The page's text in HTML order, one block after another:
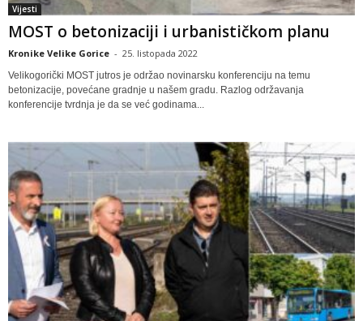
Vijesti
MOST o betonizaciji i urbanističkom planu
Kronike Velike Gorice - 25. listopada 2022
Velikogorički MOST jutros je održao novinarsku konferenciju na temu
betonizacije, povećane gradnje u našem gradu. Razlog održavanja
konferencije tvrdnja je da se već godinama...